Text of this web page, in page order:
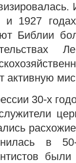
и 1927
Библии
активную
30-х
в